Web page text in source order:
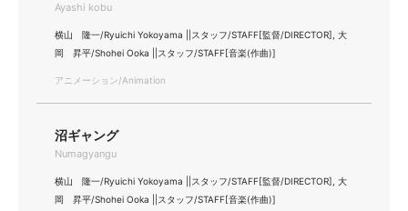
Ayashi kobu
横山 隆一/Ryuichi Yokoyama ||スタッフ/STAFF[監督/DIRECTOR], 大
岡 昇平/Shohei Ooka ||スタッフ/STAFF[音楽(作曲)]
アニメーション/Animation
沼ギャング
Numagyangu
横山 隆一/Ryuichi Yokoyama ||スタッフ/STAFF[監督/DIRECTOR], 大
岡 昇平/Shohei Ooka ||スタッフ/STAFF[音楽(作曲)]